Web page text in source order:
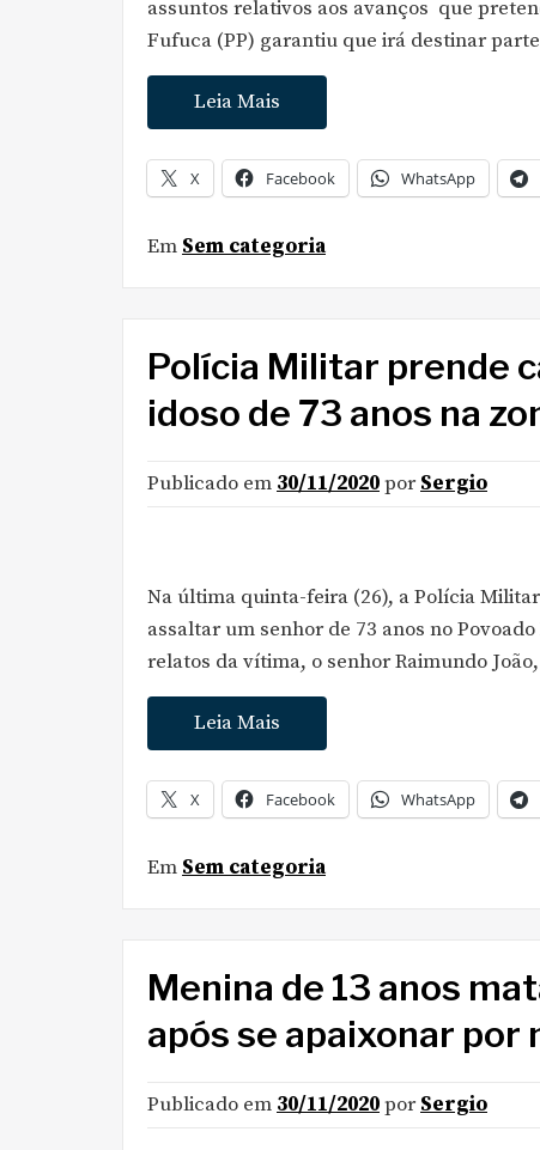
assuntos relativos aos avanços que
Fufuca (PP) garantiu que irá destinar
Leia Mais
X Facebook WhatsApp
Em Sem categoria
Polícia Militar prende
idoso de 73 anos na
Publicado em 30/11/2020por Sergio
Na última quinta-feira (26), a Polícia
assaltar um senhor de 73 anos no
relatos da vítima, o senhor Raimundo
Leia Mais
X Facebook WhatsApp
Em Sem categoria
Menina de 13 anos
após se apaixonar por
Publicado em 30/11/2020por Sergio